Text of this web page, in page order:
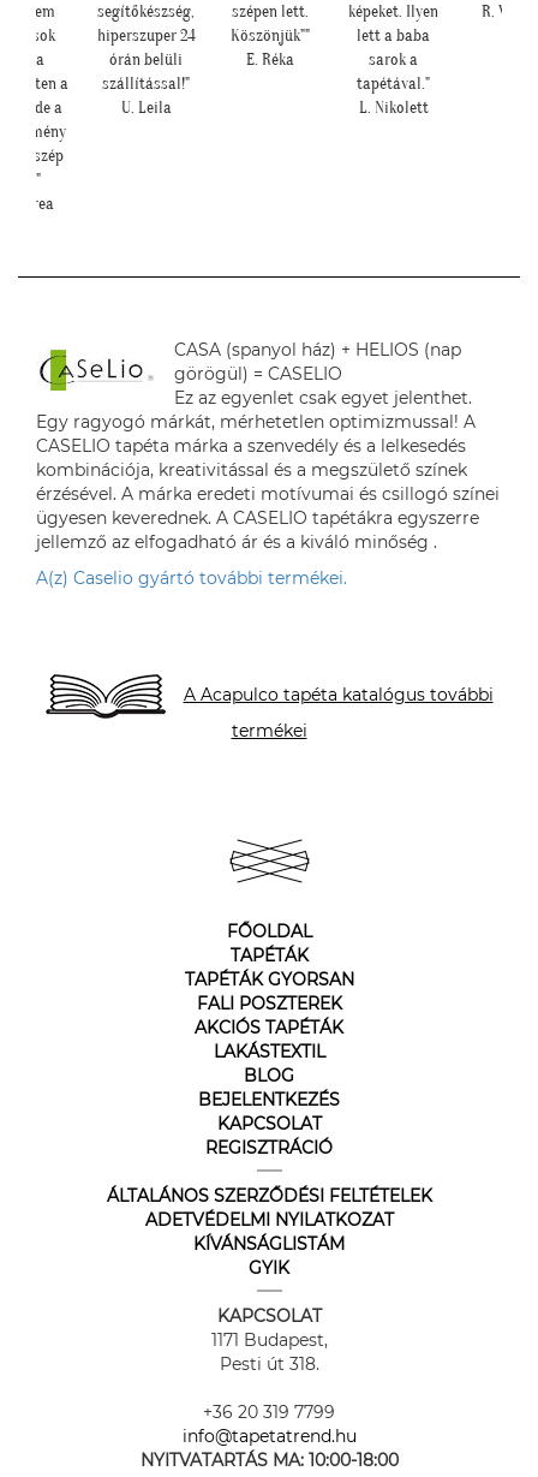
segítőkészség,
hiperszuper 24
órán belüli
szállítással!"
U. Leila
szépen lett.
Köszönjük""
képeket. Ilyen
lett a baba
tapétával."
L. Nikolett
R. Viktória
CASA (spanyol ház) + HELIOS (nap
görögül) = CASELIO
Ez az egyenlet csak egyet jelenthet.
Egy ragyogó márkát, mérhetetlen optimizmussal! A
CASELIO tapéta márka a szenvedély és a lelkesedés
kombinációja, kreativitással és a megszülető színek
érzésével. A márka eredeti motívumai és csillogó színei
ügyesen keverednek. A CASELIO tapétákra egyszerre
jellemző az elfogadható ár és a kiváló minőség .
A(z) Caselio gyártó további termékei.
A Acapulco tapéta katalógus további
termékei
FŐOLDAL
TAPÉTÁK
TAPÉTÁK GYORSAN
FALI POSZTEREK
AKCIÓS TAPÉTÁK
LAKÁSTEXTIL
BLOG
BEJELENTKEZÉS
KAPCSOLAT
REGISZTRÁCIÓ
ÁLTALÁNOS SZERZŐDÉSI FELTÉTELEK
ADETVÉDELMI NYILATKOZAT
KÍVÁNSÁGLISTÁM
GYIK
KAPCSOLAT
1171 Budapest,
Pesti út 318.
+36 20 319 7799
info@tapetatrend.hu
NYITVATARTÁS MA: 10:00-18:00